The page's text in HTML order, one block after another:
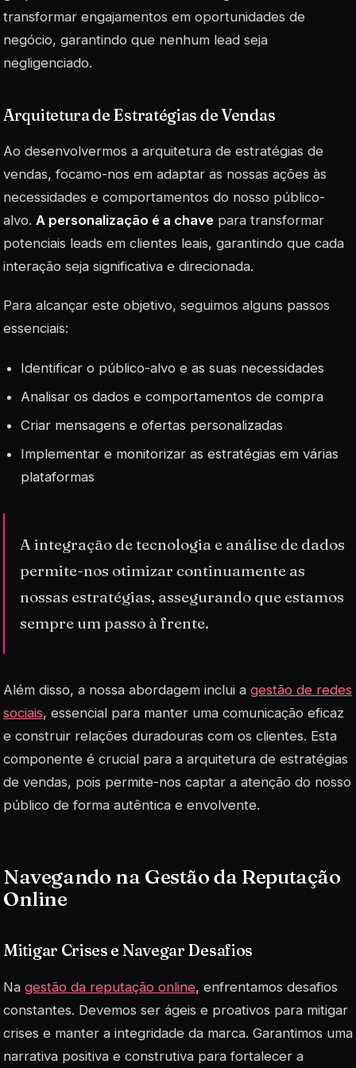
transformar engajamentos em oportunidades de
negócio, garantindo que nenhum lead seja
negligenciado.
Arquitetura de Estratégias de Vendas
Ao desenvolvermos a arquitetura de estratégias de
vendas, focamo-nos em adaptar as nossas ações às
necessidades e comportamentos do nosso público-
alvo. A personalização é a chave para transformar
potenciais leads em clientes leais, garantindo que cada
interação seja significativa e direcionada.
Para alcançar este objetivo, seguimos alguns passos
essenciais:
Identificar o público-alvo e as suas necessidades
Analisar os dados e comportamentos de compra
Criar mensagens e ofertas personalizadas
Implementar e monitorizar as estratégias em várias
plataformas
A integração de tecnologia e análise de dados
permite-nos otimizar continuamente as
nossas estratégias, assegurando que estamos
sempre um passo à frente.
Além disso, a nossa abordagem inclui a gestão de redes
sociais, essencial para manter uma comunicação eficaz
e construir relações duradouras com os clientes. Esta
componente é crucial para a arquitetura de estratégias
de vendas, pois permite-nos captar a atenção do nosso
público de forma autêntica e envolvente.
Navegando na Gestão da Reputação
Online
Mitigar Crises e Navegar Desafios
Na gestão da reputação online, enfrentamos desafios
constantes. Devemos ser ágeis e proativos para mitigar
crises e manter a integridade da marca. Garantimos uma
narrativa positiva e construtiva para fortalecer a